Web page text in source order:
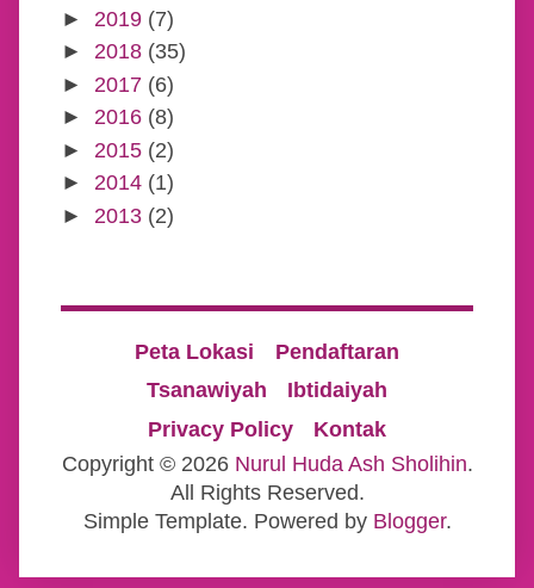
►
2019(7)
►
2018(35)
►
2017(6)
►
2016(8)
►
2015(2)
►
2014(1)
►
2013(2)
Peta Lokasi
Pendaftaran
Tsanawiyah
Ibtidaiyah
Privacy Policy
Kontak
Copyright © 2026 Nurul Huda Ash Sholihin.
All Rights Reserved.
Simple Template. Powered by Blogger.